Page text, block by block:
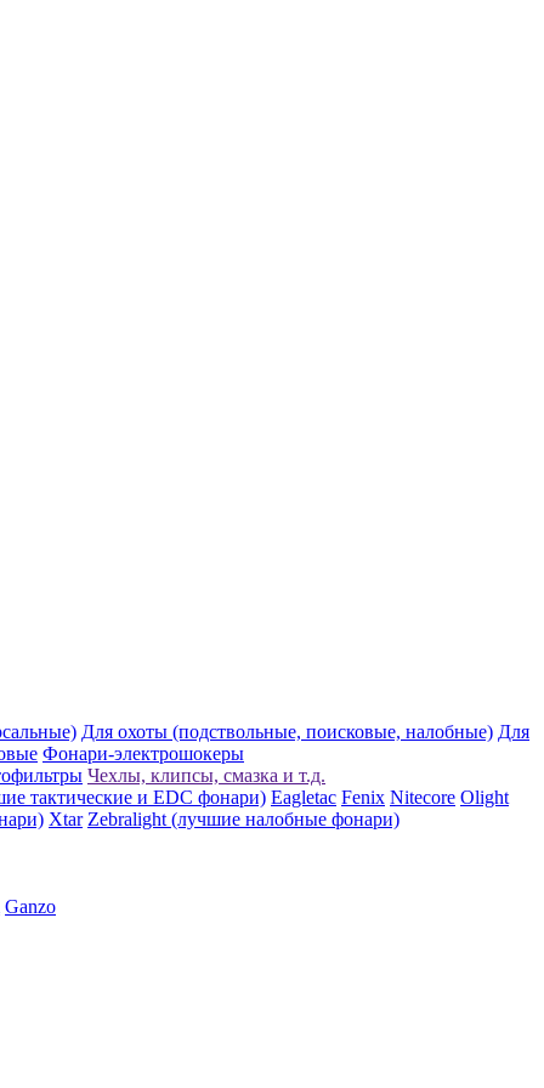
Для охоты (подствольные, поисковые, налобные) Для
Фонари-электрошокеры
Чехлы, клипсы, смазка и т.д.
тактические и EDC фонари) Eagletac Fenix Nitecore Olight
Xtar Zebralight (лучшие налобные фонари)
Ganzo